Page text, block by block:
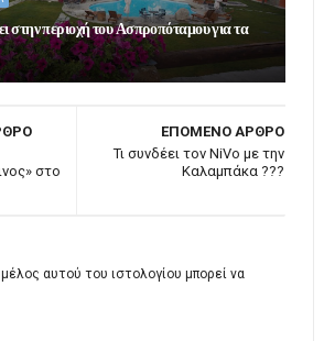
στην περιοχή του Ασπροπόταμου για τα
ΕΠΟΜΕΝΟ ΑΡΘΡΟ
Τι συνδέει τον NiVo με την
Καλαμπάκα ???
στο
αυτού του ιστολογίου μπορεί να